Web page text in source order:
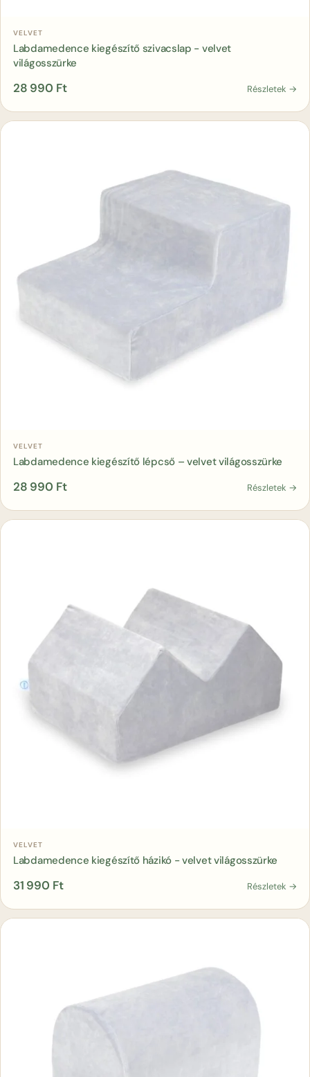
Kosárba
VELVET
Labdamedence kiegészítő szivacslap - velvet
világosszürke
28 990 Ft Részletek →
Kosárba
VELVET
Labdamedence kiegészítő lépcső – velvet világosszürke
28 990 Ft Részletek →
Kosárba
VELVET
Labdamedence kiegészítő házikó - velvet világosszürke
31 990 Ft Részletek →